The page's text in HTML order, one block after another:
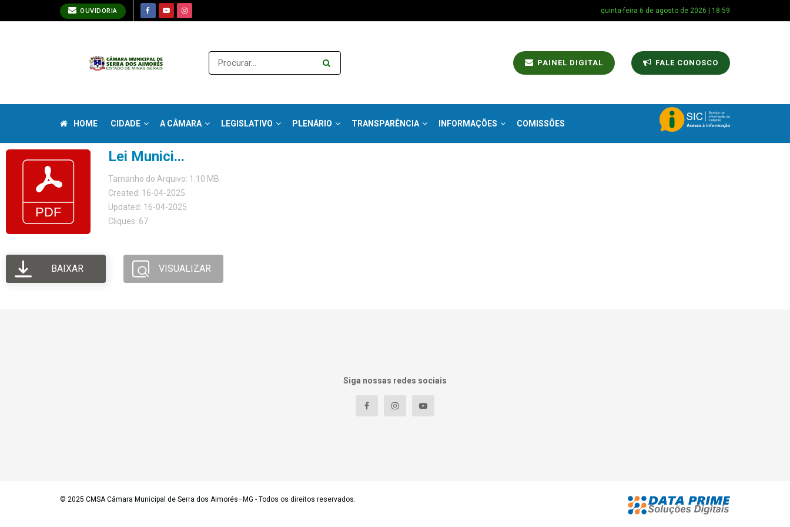
OUVIDORIA quinta-feira 6 de agosto de 2026 | 18:59
PAINEL DIGITAL FALE CONOSCO
HOME CIDADE A CÂMARA LEGISLATIVO PLENÁRIO TRANSPARÊNCIA INFORMAÇÕES COMISSÕES
Lei Munici...
Tamanho do Arquivo: 1.10 MB
Created: 16-04-2025
Updated: 16-04-2025
Cliques: 67
BAIXAR VISUALIZAR
Siga nossas redes sociais
© 2025 CMSA Câmara Municipal de Serra dos Aimorés–MG - Todos os direitos reservados.